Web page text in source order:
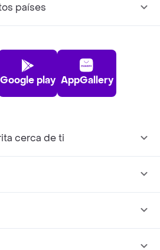
países
Google play AppGallery
cerca de ti